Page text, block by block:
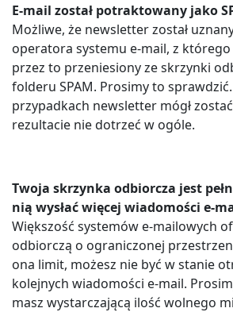
E-mail został potraktowany jako
Możliwe, że newsletter został
operatora systemu e-mail, z którego
przez to przeniesiony ze skrzynki
folderu SPAM. Prosimy to
przypadkach newsletter mógł
rezultacie nie dotrzeć w ogóle.
Twoja skrzynka odbiorcza jest
nią wysłać więcej wiadomości e-
Większość systemów e-mailowych
odbiorczą o ograniczonej
ona limit, możesz nie być w stanie
kolejnych wiadomości e-mail.
masz wystarczającą ilość wolnego